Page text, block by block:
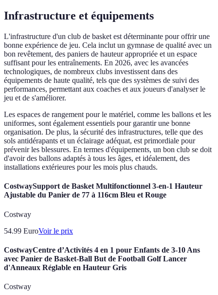
Infrastructure et équipements
L'infrastructure d'un club de basket est déterminante pour offrir une
bonne expérience de jeu. Cela inclut un gymnase de qualité avec un
bon revêtement, des paniers de hauteur appropriée et un espace
suffisant pour les entraînements. En 2026, avec les avancées
technologiques, de nombreux clubs investissent dans des
équipements de haute qualité, tels que des systèmes de suivi des
performances, permettant aux coaches et aux joueurs d'analyser le
jeu et de s'améliorer.
Les espaces de rangement pour le matériel, comme les ballons et les
uniformes, sont également essentiels pour garantir une bonne
organisation. De plus, la sécurité des infrastructures, telle que des
sols antidérapants et un éclairage adéquat, est primordiale pour
prévenir les blessures. En termes d'équipements, un bon club se doit
d'avoir des ballons adaptés à tous les âges, et idéalement, des
installations extérieures pour les mois plus chauds.
CostwaySupport de Basket Multifonctionnel 3-en-1 Hauteur
Ajustable du Panier de 77 à 116cm Bleu et Rouge
Costway
54.99 EuroVoir le prix
CostwayCentre d’Activités 4 en 1 pour Enfants de 3-10 Ans
avec Panier de Basket-Ball But de Football Golf Lancer
d'Anneaux Réglable en Hauteur Gris
Costway